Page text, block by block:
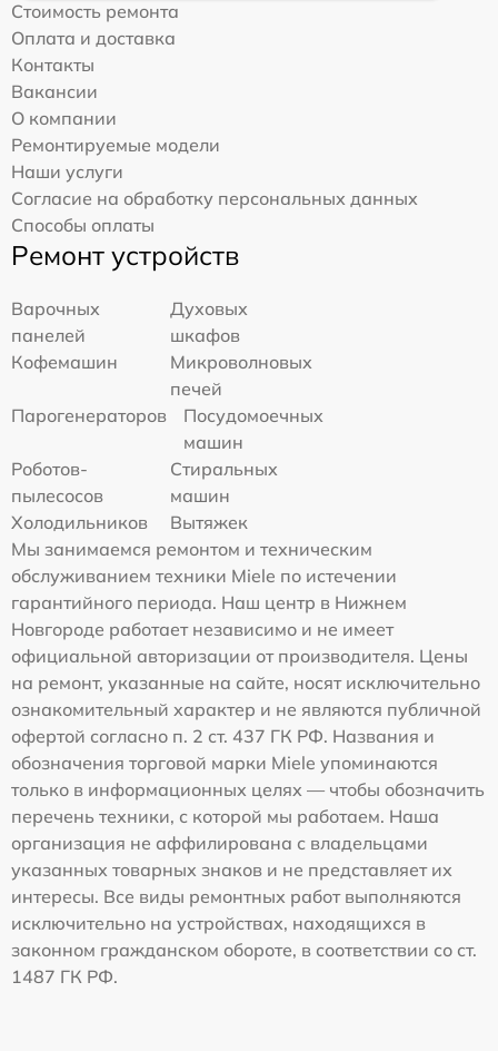
Стоимость ремонта
Оплата и доставка
Контакты
Вакансии
О компании
Ремонтируемые модели
Наши услуги
Согласие на обработку персональных данных
Способы оплаты
Ремонт устройств
Варочных
панелей
Духовых
шкафов
Кофемашин
Микроволновых
печей
Парогенераторов
Посудомоечных
машин
Роботов-
пылесосов
Стиральных
машин
Холодильников
Вытяжек
Мы занимаемся ремонтом и техническим
обслуживанием техники Miele по истечении
гарантийного периода. Наш центр в Нижнем
Новгороде работает независимо и не имеет
официальной авторизации от производителя. Цены
на ремонт, указанные на сайте, носят исключительно
ознакомительный характер и не являются публичной
офертой согласно п. 2 ст. 437 ГК РФ. Названия и
обозначения торговой марки Miele упоминаются
только в информационных целях — чтобы обозначить
перечень техники, с которой мы работаем. Наша
организация не аффилирована с владельцами
указанных товарных знаков и не представляет их
интересы. Все виды ремонтных работ выполняются
исключительно на устройствах, находящихся в
законном гражданском обороте, в соответствии со ст.
1487 ГК РФ.